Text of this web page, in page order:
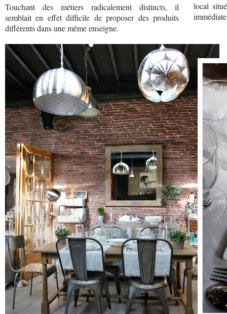
Touchant des métiers radicalement distincts, il
semblait en effet difficile de proposer des produits
différents dans une même enseigne.
local